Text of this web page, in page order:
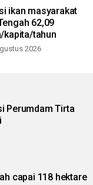
ikan masyarakat
62,09
kapita/tahun
2026
Perumdam Tirta
capai 118 hektare